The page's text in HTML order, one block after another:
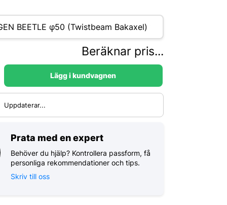
Beräknar pris...
Lägg i kundvagnen
Uppdaterar...
Prata med en expert
Behöver du hjälp? Kontrollera passform, få
personliga rekommendationer och tips.
Skriv till oss